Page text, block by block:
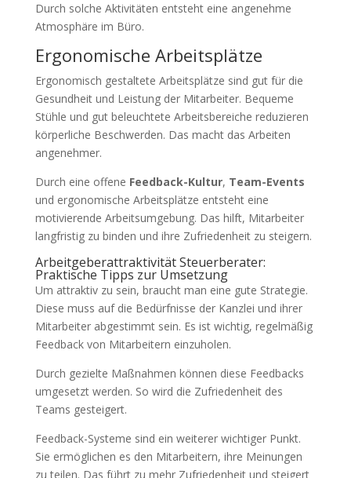
Durch solche Aktivitäten entsteht eine angenehme
Atmosphäre im Büro.
Ergonomische Arbeitsplätze
Ergonomisch gestaltete Arbeitsplätze sind gut für die
Gesundheit und Leistung der Mitarbeiter. Bequeme
Stühle und gut beleuchtete Arbeitsbereiche reduzieren
körperliche Beschwerden. Das macht das Arbeiten
angenehmer.
Durch eine offene Feedback-Kultur, Team-Events
und ergonomische Arbeitsplätze entsteht eine
motivierende Arbeitsumgebung. Das hilft, Mitarbeiter
langfristig zu binden und ihre Zufriedenheit zu steigern.
Arbeitgeberattraktivität Steuerberater:
Praktische Tipps zur Umsetzung
Um attraktiv zu sein, braucht man eine gute Strategie.
Diese muss auf die Bedürfnisse der Kanzlei und ihrer
Mitarbeiter abgestimmt sein. Es ist wichtig, regelmäßig
Feedback von Mitarbeitern einzuholen.
Durch gezielte Maßnahmen können diese Feedbacks
umgesetzt werden. So wird die Zufriedenheit des
Teams gesteigert.
Feedback-Systeme sind ein weiterer wichtiger Punkt.
Sie ermöglichen es den Mitarbeitern, ihre Meinungen
zu teilen. Das führt zu mehr Zufriedenheit und steigert